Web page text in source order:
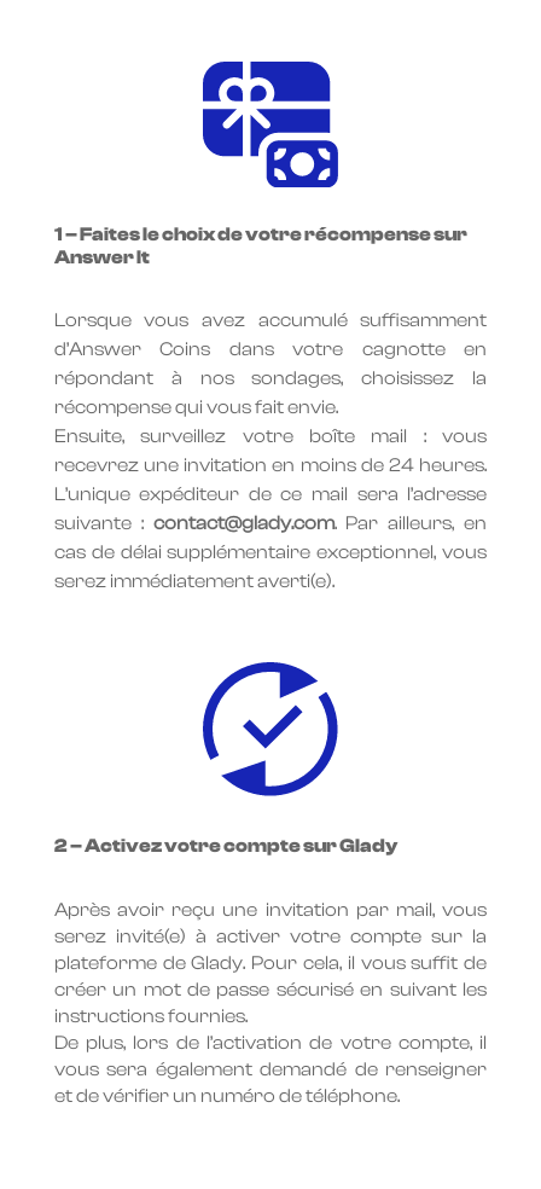
1 – Faites le choix de votre récompense sur
Answer It
Lorsque vous avez accumulé suffisamment
d’Answer Coins dans votre cagnotte en
répondant à nos sondages, choisissez la
récompense qui vous fait envie.
Ensuite, surveillez votre boîte mail : vous
recevrez une invitation en moins de 24 heures.
L’unique expéditeur de ce mail sera l’adresse
suivante : contact@glady.com. Par ailleurs, en
cas de délai supplémentaire exceptionnel, vous
serez immédiatement averti(e).
2 – Activez votre compte sur Glady
Après avoir reçu une invitation par mail, vous
serez invité(e) à activer votre compte sur la
plateforme de Glady. Pour cela, il vous suffit de
créer un mot de passe sécurisé en suivant les
instructions fournies.
De plus, lors de l’activation de votre compte, il
vous sera également demandé de renseigner
et de vérifier un numéro de téléphone.